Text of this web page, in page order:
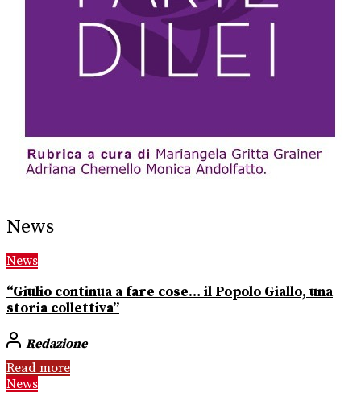
News
News
“Giulio continua a fare cose… il Popolo Giallo, una
storia collettiva”
Redazione
Read more
News